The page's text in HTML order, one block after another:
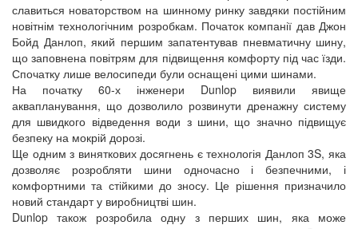
славиться новаторством на шинному ринку завдяки постійним
новітнім технологічним розробкам. Початок компанії дав Джон
Бойд Данлоп, який першим запатентував пневматичну шину,
що заповнена повітрям для підвищення комфорту під час їзди.
Спочатку лише велосипеди були оснащені цими шинами.
На початку 60-х інженери Dunlop виявили явище
аквапланування, що дозволило розвинути дренажну систему
для швидкого відведення води з шини, що значно підвищує
безпеку на мокрій дорозі.
Ще одним з виняткових досягнень є технологія Данлоп 3S, яка
дозволяє розробляти шини одночасно і безпечними, і
комфортними та стійкими до зносу. Це рішення призначило
новий стандарт у виробництві шин.
Dunlop також розробила одну з перших шин, яка може